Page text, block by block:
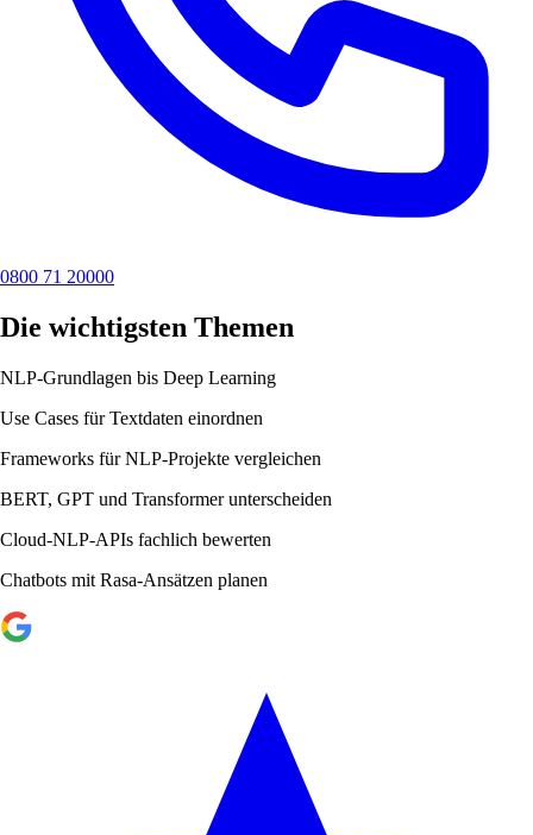
0800 71 20000
Die wichtigsten Themen
NLP-Grundlagen bis Deep Learning
Use Cases für Textdaten einordnen
Frameworks für NLP-Projekte vergleichen
BERT, GPT und Transformer unterscheiden
Cloud-NLP-APIs fachlich bewerten
Chatbots mit Rasa-Ansätzen planen